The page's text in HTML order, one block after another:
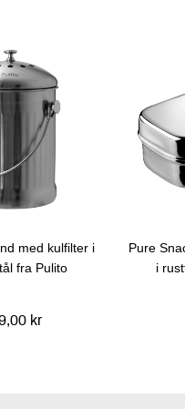
med kulfilter i
fra Pulito
kr
Pure
i